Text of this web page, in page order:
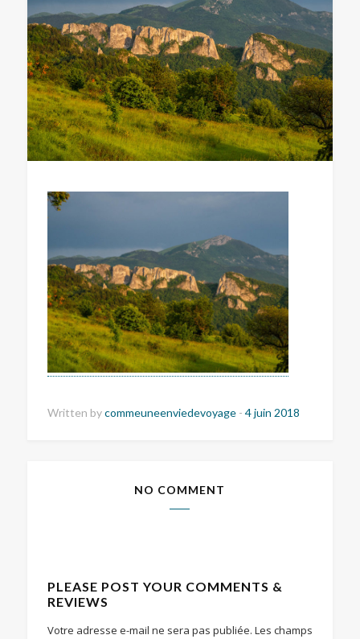
Written bycommeuneenviedevoyage - 4 juin 2018
NO COMMENT
PLEASE POST YOUR COMMENTS &
REVIEWS
Votre adresse e-mail ne sera pas publiée. Les champs